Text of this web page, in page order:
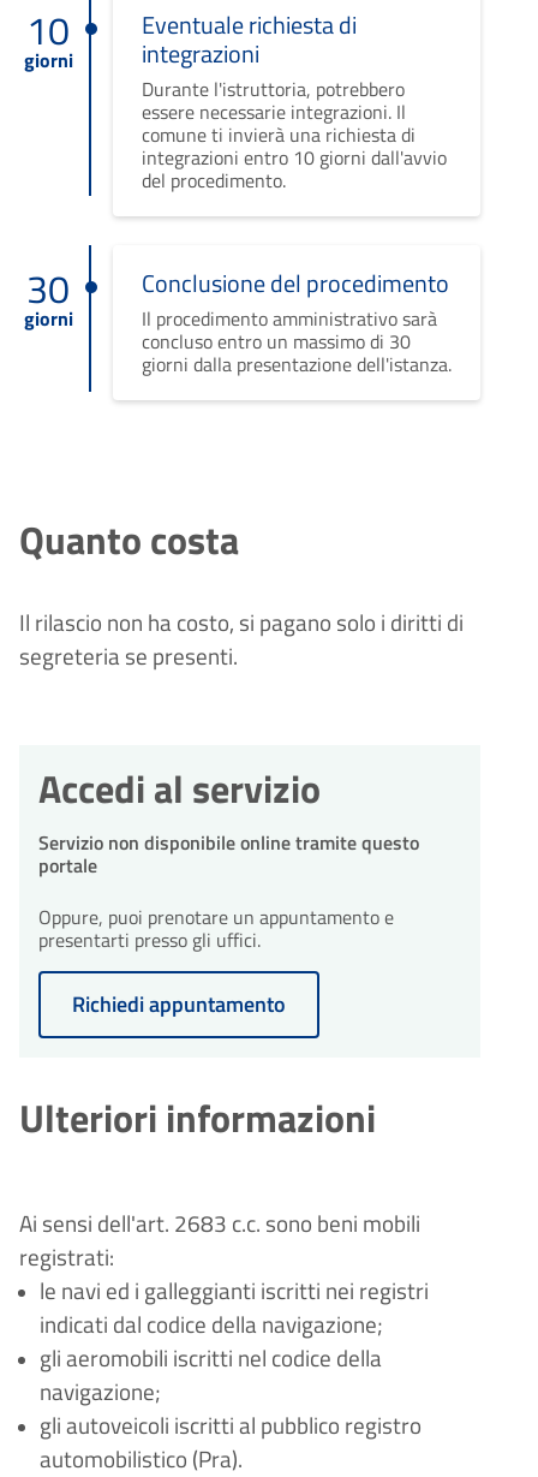
10
giorni
Eventuale richiesta di
integrazioni
Durante l'istruttoria, potrebbero
essere necessarie integrazioni. Il
comune ti invierà una richiesta di
integrazioni entro 10 giorni dall'avvio
del procedimento.
30
giorni
Conclusione del procedimento
Il procedimento amministrativo sarà
concluso entro un massimo di 30
giorni dalla presentazione dell'istanza.
Quanto costa
Il rilascio non ha costo, si pagano solo i diritti di
segreteria se presenti.
Accedi al servizio
Servizio non disponibile online tramite questo
portale
Oppure, puoi prenotare un appuntamento e
presentarti presso gli uffici.
Richiedi appuntamento
Ulteriori informazioni
Ai sensi dell'art. 2683 c.c. sono beni mobili
registrati:
le navi ed i galleggianti iscritti nei registri
indicati dal codice della navigazione;
gli aeromobili iscritti nel codice della
navigazione;
gli autoveicoli iscritti al pubblico registro
automobilistico (Pra).